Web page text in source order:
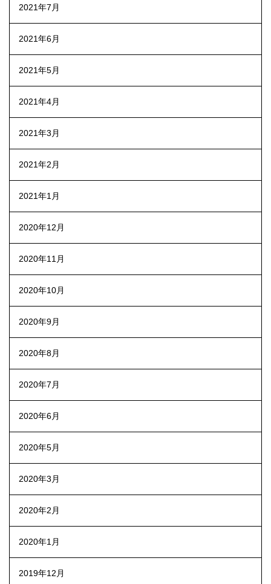
2021年7月
2021年6月
2021年5月
2021年4月
2021年3月
2021年2月
2021年1月
2020年12月
2020年11月
2020年10月
2020年9月
2020年8月
2020年7月
2020年6月
2020年5月
2020年3月
2020年2月
2020年1月
2019年12月